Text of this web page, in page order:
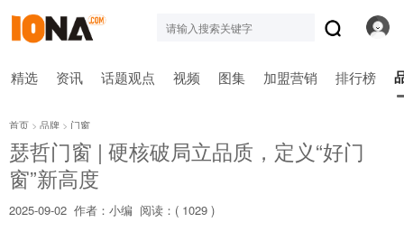
精选 资讯 话题观点 视频 图集 加盟营销 排行榜
首页 > 品牌 > 门窗
瑟哲门窗 | 硬核破局立品质，定义“好门
窗”新高度
2025-09-02 作者：小编 阅读：( 1029 )